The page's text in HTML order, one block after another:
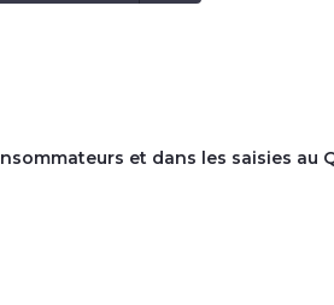
et dans les saisies au